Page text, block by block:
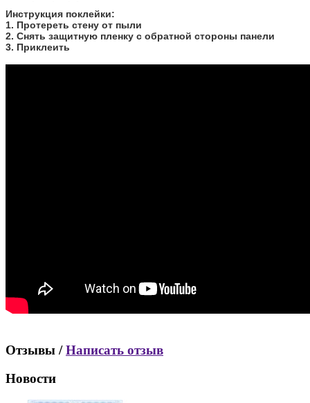
​Инструкция поклейки:
1. Протереть стену от пыли
2. Снять защитную пленку с обратной стороны панели
3. Приклеить
Отзывы /Написать отзыв
Новости